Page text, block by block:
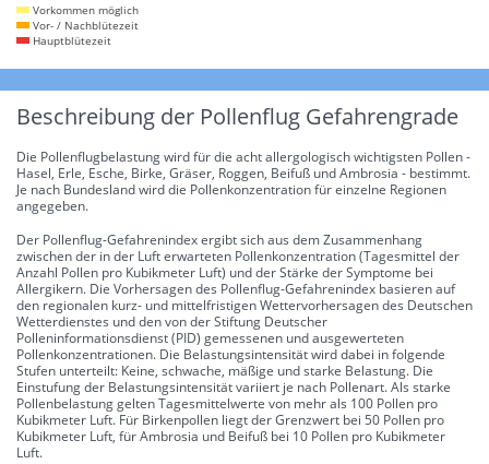
Vorkommen möglich
Vor- / Nachblütezeit
Hauptblütezeit
Beschreibung der Pollenflug Gefahrengrade
Die Pollenflugbelastung wird für die acht allergologisch wichtigsten Pollen -
Hasel, Erle, Esche, Birke, Gräser, Roggen, Beifuß und Ambrosia - bestimmt.
Je nach Bundesland wird die Pollenkonzentration für einzelne Regionen
angegeben.
Der Pollenflug-Gefahrenindex ergibt sich aus dem Zusammenhang
zwischen der in der Luft erwarteten Pollenkonzentration (Tagesmittel der
Anzahl Pollen pro Kubikmeter Luft) und der Stärke der Symptome bei
Allergikern. Die Vorhersagen des Pollenflug-Gefahrenindex basieren auf
den regionalen kurz- und mittelfristigen Wettervorhersagen des Deutschen
Wetterdienstes und den von der Stiftung Deutscher
Polleninformationsdienst (PID) gemessenen und ausgewerteten
Pollenkonzentrationen. Die Belastungsintensität wird dabei in folgende
Stufen unterteilt: Keine, schwache, mäßige und starke Belastung. Die
Einstufung der Belastungsintensität variiert je nach Pollenart. Als starke
Pollenbelastung gelten Tagesmittelwerte von mehr als 100 Pollen pro
Kubikmeter Luft. Für Birkenpollen liegt der Grenzwert bei 50 Pollen pro
Kubikmeter Luft, für Ambrosia und Beifuß bei 10 Pollen pro Kubikmeter
Luft.